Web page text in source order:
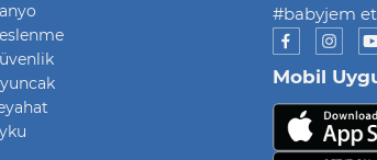
#babyjem
Mobil